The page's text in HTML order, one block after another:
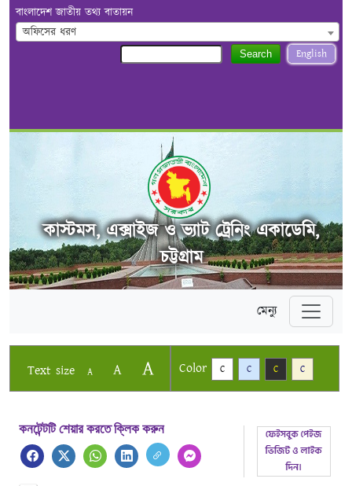
বাংলাদেশ জাতীয় তথ্য বাতায়ন
অফিসের ধরণ
English
Search
কাস্টমস, এক্সাইজ ও ভ্যাট ট্রেনিং একাডেমি,
চট্টগ্রাম
মেন্যু
Text size A A A Color C C C C
কনটেন্টটি শেয়ার করতে ক্লিক করুন